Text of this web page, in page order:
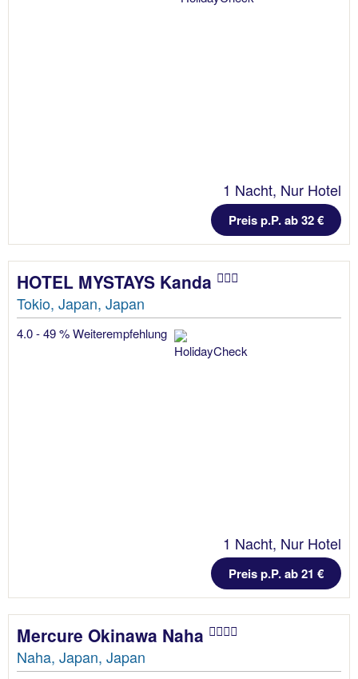
1 Nacht, Nur Hotel
Preis p.P. ab 32 €
HOTEL MYSTAYS Kanda
Tokio, Japan, Japan
4.0 - 49 % Weiterempfehlung
1 Nacht, Nur Hotel
Preis p.P. ab 21 €
Mercure Okinawa Naha
Naha, Japan, Japan